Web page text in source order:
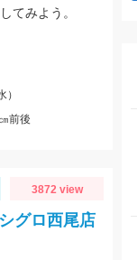
てみよう。
前後
3872 view
グロ西尾店